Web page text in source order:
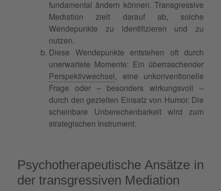
fundamental ändern können. Transgressive
Mediation zielt darauf ab, solche
Wendepunkte zu identifizieren und zu
nutzen.
Diese Wendepunkte entstehen oft durch
unerwartete Momente: Ein überraschender
Perspektivwechsel, eine unkonventionelle
Frage oder – besonders wirkungsvoll –
durch den gezielten Einsatz von Humor. Die
scheinbare Unberechenbarkeit wird zum
strategischen Instrument.
Psychotherapeutische Ansätze in
der transgressiven Mediation